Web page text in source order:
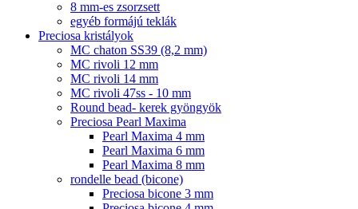
8 mm-es zsorzsett
egyéb formájú teklák
Preciosa kristályok
MC chaton SS39 (8,2 mm)
MC rivoli 12 mm
MC rivoli 14 mm
MC rivoli 47ss - 10 mm
Round bead- kerek gyöngyök
Preciosa Pearl Maxima
Pearl Maxima 4 mm
Pearl Maxima 6 mm
Pearl Maxima 8 mm
rondelle bead (bicone)
Preciosa bicone 3 mm